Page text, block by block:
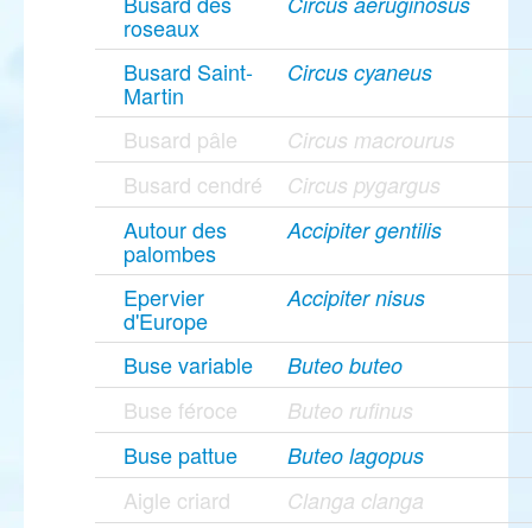
roseaux
Busard Saint-
Martin
Circus cyaneus
Busard pâle Circus macrourus
Busard cendré Circus pygargus
Autour des
palombes
Accipiter gentilis
Epervier
d'Europe
Accipiter nisus
Buse variable Buteo buteo
Buse féroce Buteo rufinus
Buse pattue Buteo lagopus
Aigle criard Clanga clanga